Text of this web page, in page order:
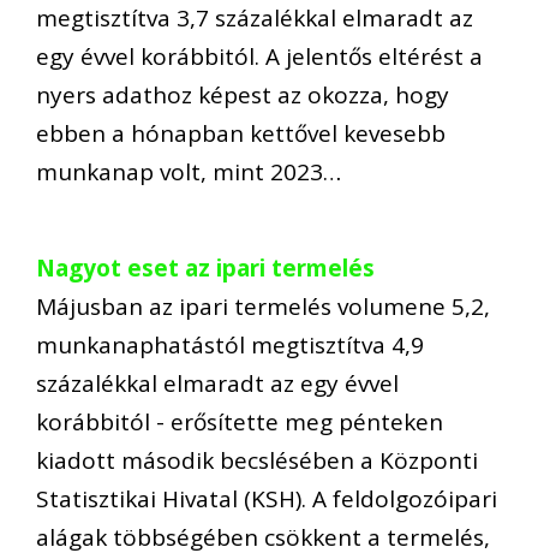
megtisztítva 3,7 százalékkal elmaradt az
egy évvel korábbitól. A jelentős eltérést a
nyers adathoz képest az okozza, hogy
ebben a hónapban kettővel kevesebb
munkanap volt, mint 2023…
Nagyot eset az ipari termelés
Májusban az ipari termelés volumene 5,2,
munkanaphatástól megtisztítva 4,9
százalékkal elmaradt az egy évvel
korábbitól - erősítette meg pénteken
kiadott második becslésében a Központi
Statisztikai Hivatal (KSH). A feldolgozóipari
alágak többségében csökkent a termelés,